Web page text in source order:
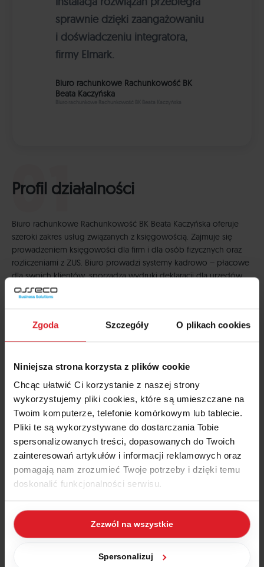
Zgoda Szczegóły O plikach cookies
Niniejsza strona korzysta z plików cookie
Chcąc ułatwić Ci korzystanie z naszej strony
wykorzystujemy pliki cookies, które są umieszczane na
Twoim komputerze, telefonie komórkowym lub tablecie.
Pliki te są wykorzystywane do dostarczania Tobie
spersonalizowanych treści, dopasowanych do Twoich
zainteresowań artykułów i informacji reklamowych oraz
pomagają nam zrozumieć Twoje potrzeby i dzięki temu
doskonalić funkcjonalności serwisu.
Część z plików jest niezbędna do prawidłowego działania
serwisu i jego funkcjonalności. Jeżeli nie wyrażasz
zgody na zapisywanie plików cookies, możesz łatwo
zarządzać swoimi uprawnieniami, np. we własnej
Zezwól na wszystkie
Spersonalizuj
sprawnie dzięki zaangażowaniu
i doświadczeniu integratora,
firmy Elmark.
Biuro rachunkowe Rachunkowość BK
Beata Kaczyńska
Profil działalności
Biuro rachunkowe Rachunkowość BK Beata Kaczyńska oferuje
szeroki zakres usług związanych z księgowością. Zajmuje się
prowadzeniem księgowości dla firm i dla osób fizycznych oraz
rozliczeniami z ZUS. Biuro prowadzi systemy kadrowo – płacowe
dla swoich klientów, sporządza wydruki deklaracji dla urzędów
skarbowych i ZUS, przygotowuje wydruki przelewów na podatki,
zestawień, bilansów oraz wniosków kredytowych, sporządza
Rachunkowość BK kładzie na rzetelność i indywidualne
podejście do Klienta.
Dlaczego Wapro ERP?
Firma Rachunkowość BK oferuje szeroki wachlarz usług z zakresu
prowadzenia księgowości co wymaga odpowiedniego
oprogramowania, które przede wszystkim zapewni wsparcie dla
obsługi wielu podmiotów gospodarczych oraz zautomatyzuje
wykonywaną pracę. Dodatkowymi wymaganiami wobec systemu
jest nowoczesność i łatwość obsługi.
Do obsługi klientów biura rachunkowego wybrane zostało
zintegrowane oprogramowanie Wapro ERP, wyposażone w
liczne funkcje automatyzujące proces obsługi wielu klientów
biura. Częste aktualizacje dostosowują programy do
zmieniających się wymogów prawnych.